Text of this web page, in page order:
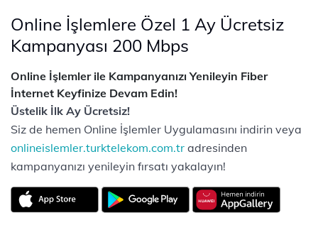
Online İşlemlere Özel 1 Ay Ücretsiz
Kampanyası 200 Mbps
Online İşlemler ile Kampanyanızı Yenileyin Fiber
İnternet Keyfinize Devam Edin!
Üstelik İlk Ay Ücretsiz!
Siz de hemen Online İşlemler Uygulamasını indirin veya
onlineislemler.turktelekom.com.tr adresinden
kampanyanızı yenileyin fırsatı yakalayın!